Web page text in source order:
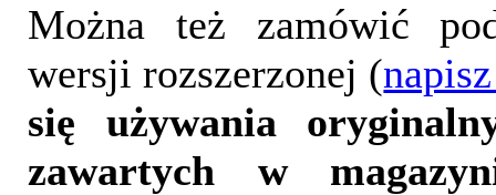
Można też zamówić
wersji rozszerzonej (
się używania
zawartych w